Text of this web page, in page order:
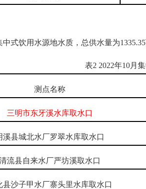
饮用水源地水质，总供水量为1335.35
表2 2022年10月集
测点名称
明市东牙溪水库取水口
城北水厂罗翠水库取水口
县自来水厂严坊溪取水口
子甲水厂寨头里水库取水口